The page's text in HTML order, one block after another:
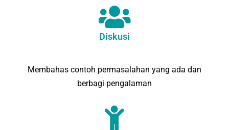
Diskusi
Membahas contoh permasalahan yang ada dan
berbagi pengalaman